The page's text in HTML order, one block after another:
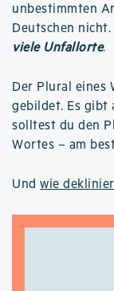
unbestimmten
Deutschen
viele Unfallorte.
Der Plural eines
gebildet. Es gibt
solltest du den
Wortes – am
Und wie